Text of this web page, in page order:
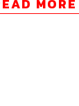
อบบ้างMORE